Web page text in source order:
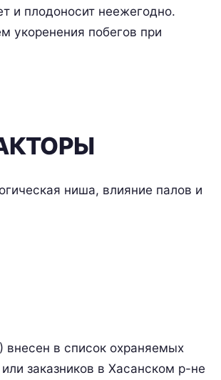
и плодоносит неежегодно.
укоренения побегов при
ниша, влияние палов и
в список охраняемых
заказников в Хасанском р-не